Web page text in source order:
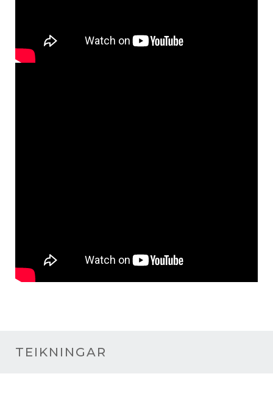
TEIKNINGAR